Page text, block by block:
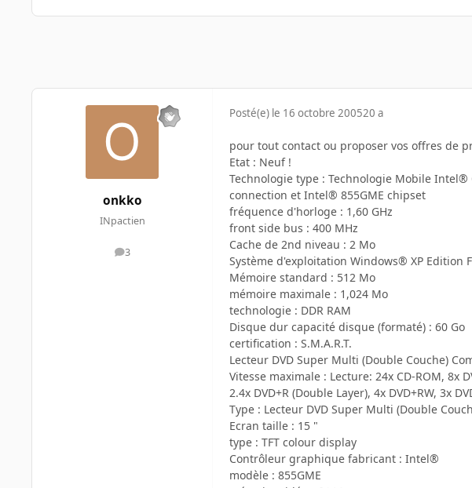
onkko
INpactien
3
messages
Posté(e) le 16 octobre 200520 a
pour tout contact ou proposer vos offres de
Etat : Neuf !
Technologie type : Technologie Mobile
connection et Intel® 855GME chipset
fréquence d'horloge : 1,60 GHz
front side bus : 400 MHz
Cache de 2nd niveau : 2 Mo
Système d'exploitation Windows® XP Edition
Mémoire standard : 512 Mo
mémoire maximale : 1,024 Mo
technologie : DDR RAM
Disque dur capacité disque (formaté) : 60 Go
certification : S.M.A.R.T.
Lecteur DVD Super Multi (Double Couche)
Vitesse maximale : Lecture: 24x CD-ROM, 8x
2.4x DVD+R (Double Layer), 4x DVD+RW, 3x
Type : Lecteur DVD Super Multi (Double
Ecran taille : 15 "
type : TFT colour display
Contrôleur graphique fabricant : Intel®
modèle : 855GME